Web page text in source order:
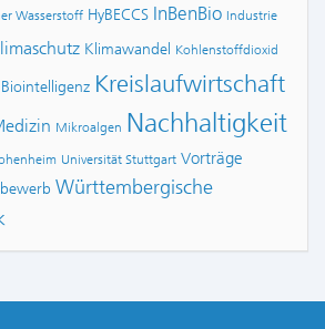
Wasserstoff HyBECCS InBenBio Industrie
Klimawandel Kohlenstoffdioxid
Kreislaufwirtschaft
Mikroalgen Nachhaltigkeit
Universität Stuttgart Vorträge
Württembergische